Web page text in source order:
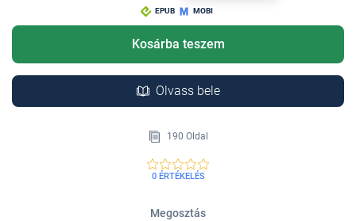
EPUB MOBI
Kosárba teszem
Olvass bele
190 Oldal
0 ÉRTÉKELÉS
Megosztás